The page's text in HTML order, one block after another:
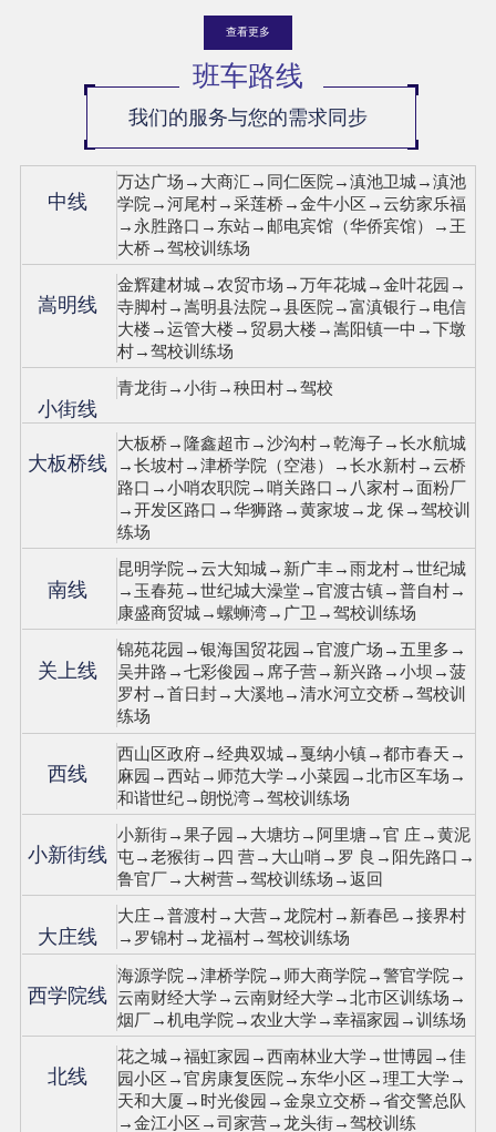
查看更多
班车路线
我们的服务与您的需求同步
中线
万达广场→大商汇→同仁医院→滇池卫城→滇池
学院→河尾村→采莲桥→金牛小区→云纺家乐福
→永胜路口→东站→邮电宾馆（华侨宾馆）→王
大桥→驾校训练场
嵩明线
金辉建材城→农贸市场→万年花城→金叶花园→
寺脚村→嵩明县法院→县医院→富滇银行→电信
大楼→运管大楼→贸易大楼→嵩阳镇一中→下墩
村→驾校训练场
小街线
青龙街→小街→秧田村→驾校
大板桥线
大板桥→隆鑫超市→沙沟村→乾海子→长水航城
→长坡村→津桥学院（空港）→长水新村→云桥
路口→小哨农职院→哨关路口→八家村→面粉厂
→开发区路口→华狮路→黄家坡→龙 保→驾校训
练场
南线
昆明学院→云大知城→新广丰→雨龙村→世纪城
→玉春苑→世纪城大澡堂→官渡古镇→普自村→
康盛商贸城→螺蛳湾→广卫→驾校训练场
关上线
锦苑花园→银海国贸花园→官渡广场→五里多→
吴井路→七彩俊园→席子营→新兴路→小坝→菠
罗村→首日封→大溪地→清水河立交桥→驾校训
练场
西线
西山区政府→经典双城→戛纳小镇→都市春天→
麻园→西站→师范大学→小菜园→北市区车场→
和谐世纪→朗悦湾→驾校训练场
小新街线
小新街→果子园→大塘坊→阿里塘→官 庄→黄泥
屯→老猴街→四 营→大山哨→罗 良→阳先路口→
鲁官厂→大树营→驾校训练场→返回
大庄线
大庄→普渡村→大营→龙院村→新春邑→接界村
→罗锦村→龙福村→驾校训练场
西学院线
海源学院→津桥学院→师大商学院→警官学院→
云南财经大学→云南财经大学→北市区训练场→
烟厂→机电学院→农业大学→幸福家园→训练场
北线
花之城→福虹家园→西南林业大学→世博园→佳
园小区→官房康复医院→东华小区→理工大学→
天和大厦→时光俊园→金泉立交桥→省交警总队
→金江小区→司家营→龙头街→驾校训练